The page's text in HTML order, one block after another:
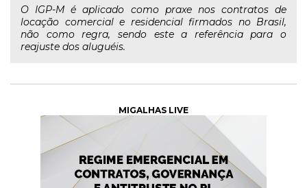
O IGP-M é aplicado como praxe nos contratos de
locação comercial e residencial firmados no Brasil,
não como regra, sendo este a referência para o
reajuste dos aluguéis.
MIGALHAS LIVE